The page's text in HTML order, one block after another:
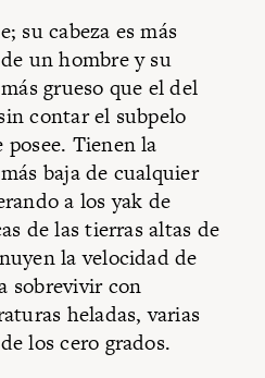
su cabeza es más
un hombre y su
grueso que el del
contar el subpelo
Tienen la
baja de cualquier
a los yak de
de las tierras altas de
la velocidad de
sobrevivir con
heladas, varias
los cero grados.